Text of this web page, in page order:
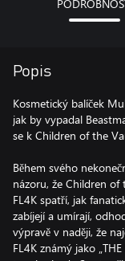
Popis
Kosmetický balíček
jak by vypadal
se k Children of the
Během svého
názoru, že Children
FL4K spatří, jak
zabíjejí a umírají,
výpravě v naději, že
FL4K známý jako